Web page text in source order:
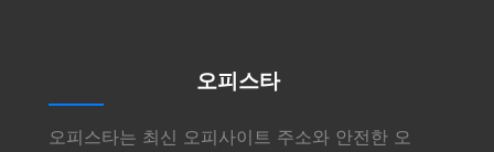
오피스타
오피스타는 최신 오피사이트 주소와 안전한 오